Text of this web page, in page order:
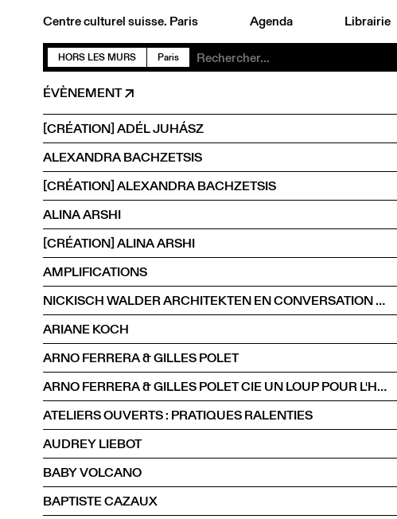
Centre culturel suisse. Paris Agenda Librairie
HORS LES MURS Paris
ÉVÈNEMENT
[CRÉATION] ADÉL JUHÁSZ
ALEXANDRA BACHZETSIS
[CRÉATION] ALEXANDRA BACHZETSIS
ALINA ARSHI
[CRÉATION] ALINA ARSHI
AMPLIFICATIONS
NICKISCH WALDER ARCHITEKTEN EN CONVERSATION AVEC OLIVIA FUNES LASTRA
ARIANE KOCH
ARNO FERRERA & GILLES POLET
ARNO FERRERA & GILLES POLET CIE UN LOUP POUR L'HOMME
ATELIERS OUVERTS : PRATIQUES RALENTIES
AUDREY LIEBOT
BABY VOLCANO
BAPTISTE CAZAUX